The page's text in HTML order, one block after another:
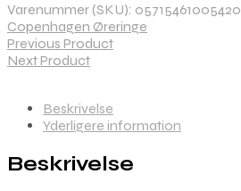
Varenummer (SKU): 05715461005420
Copenhagen Øreringe
Previous Product
Next Product
Beskrivelse
Yderligere information
Beskrivelse